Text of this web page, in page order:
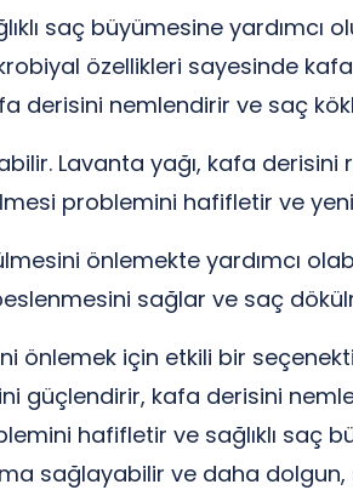
saç büyümesine yardımcı
özellikleri sayesinde
derisini nemlendirir ve saç
Lavanta yağı, kafa derisini
problemini hafifletir ve
önlemekte yardımcı
sağlar ve saç
önlemek için etkili bir
kafa derisini
hafifletir ve sağlıklı saç
sağlayabilir ve daha dolgun,